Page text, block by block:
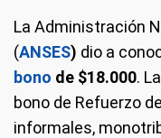
La Administración
(ANSES) dio a
bono de $18.000.
bono de Refuerzo
informales,